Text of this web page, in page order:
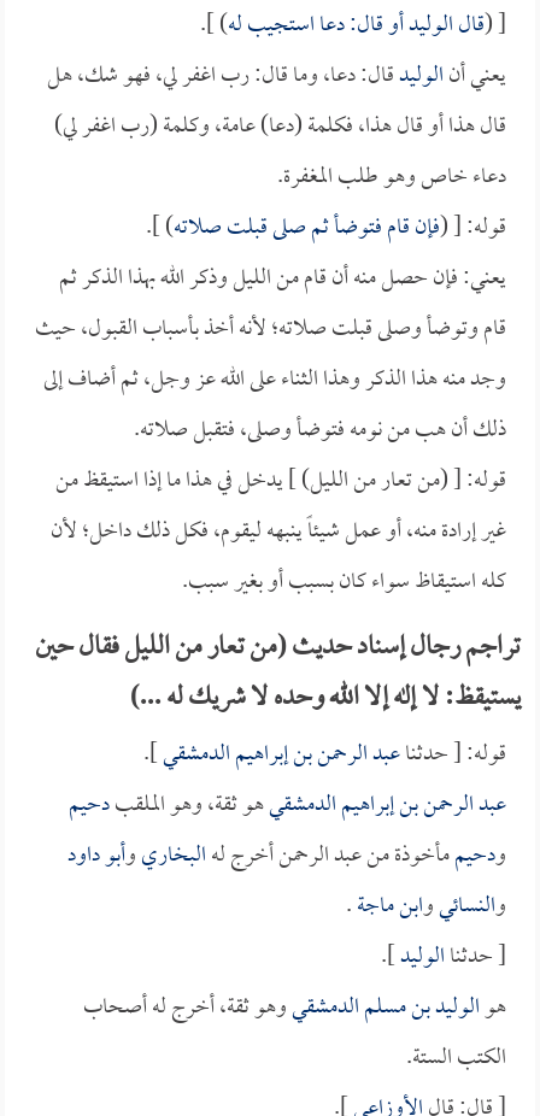
[ (قالالوليدأو قال: دعا استجيب له) ].
يعني أنالوليدقال: دعا، وما قال: رب اغفر لي، فهو شك، هل
قال هذا أو قال هذا، فكلمة (دعا) عامة، وكلمة (رب اغفر لي)
دعاء خاص وهو طلب المغفرة.
قوله: [ (فإن قام فتوضأ ثم صلى قبلت صلاته) ].
يعني: فإن حصل منه أن قام من الليل وذكر الله بهذا الذكر ثم
قام وتوضأ وصلى قبلت صلاته؛ لأنه أخذ بأسباب القبول، حيث
وجد منه هذا الذكر وهذا الثناء على الله عز وجل، ثم أضاف إلى
ذلك أن هب من نومه فتوضأ وصلى، فتقبل صلاته.
قوله: [ (من تعار من الليل) ] يدخل في هذا ما إذا استيقظ من
غير إرادة منه، أو عمل شيئاً ينبهه ليقوم، فكل ذلك داخل؛ لأن
كله استيقاظ سواء كان بسبب أو بغير سبب.
تراجم رجال إسناد حديث (من تعار من الليل فقال حين
يستيقظ: لا إله إلا الله وحده لا شريك له ...)
قوله: [ حدثناعبد الرحمن بن إبراهيم الدمشقي].
عبد الرحمن بن إبراهيم الدمشقيهو ثقة، وهو الملقبدحيم
ودحيممأخوذة من عبد الرحمن أخرج لهالبخاريوأبو داود
والنسائيوابن ماجة.
[ حدثناالوليد].
هوالوليد بن مسلم الدمشقيوهو ثقة، أخرج له أصحاب
الكتب الستة.